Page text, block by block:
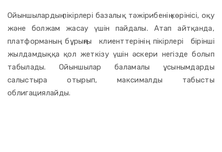
Ойыншылардың пікірлері базалық тәжірибенің көрінісі, оқу
және болжам жасау үшін пайдалы. Атап айтқанда,
платформаның бұрыңғы клиенттерінің пікірлері бірінші
жылдамдыққа қол жеткізу үшін әскери негізде болып
табылады. Ойыншылар баламалы ұсынымдарды
салыстыра отырып, максималды табысты
облигациялайды.